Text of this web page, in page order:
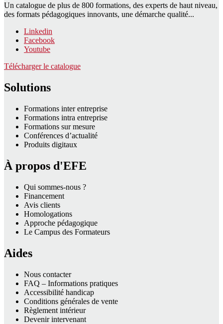
Un catalogue de plus de 800 formations, des experts de haut niveau,
des formats pédagogiques innovants, une démarche qualité...
Linkedin
Facebook
Youtube
Télécharger le catalogue
Solutions
Formations inter entreprise
Formations intra entreprise
Formations sur mesure
Conférences d’actualité
Produits digitaux
À propos d'EFE
Qui sommes-nous ?
Financement
Avis clients
Homologations
Approche pédagogique
Le Campus des Formateurs
Aides
Nous contacter
FAQ – Informations pratiques
Accessibilité handicap
Conditions générales de vente
Règlement intérieur
Devenir intervenant